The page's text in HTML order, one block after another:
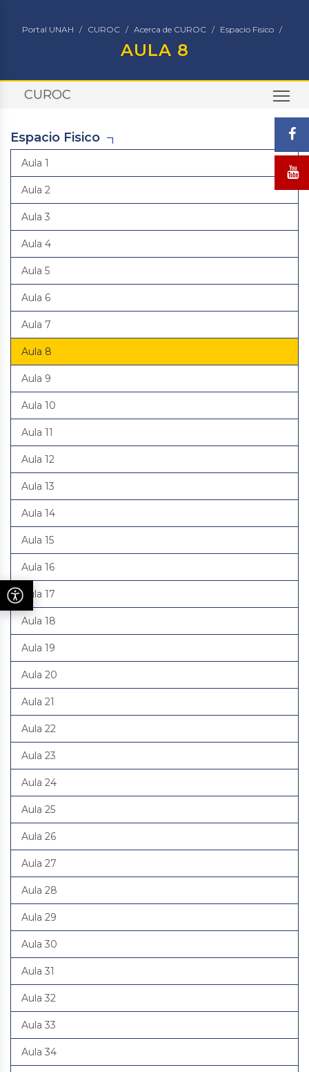
Portal UNAH CUROC Acerca de CUROC Espacio Fisico
AULA 8
CUROC
Espacio Fisico
Aula 1
Aula 2
Aula 3
Aula 4
Aula 5
Aula 6
Aula 7
Aula 8
Aula 9
Aula 10
Aula 11
Aula 12
Aula 13
Aula 14
Aula 15
Aula 16
Aula 17
Aula 18
Aula 19
Aula 20
Aula 21
Aula 22
Aula 23
Aula 24
Aula 25
Aula 26
Aula 27
Aula 28
Aula 29
Aula 30
Aula 31
Aula 32
Aula 33
Aula 34